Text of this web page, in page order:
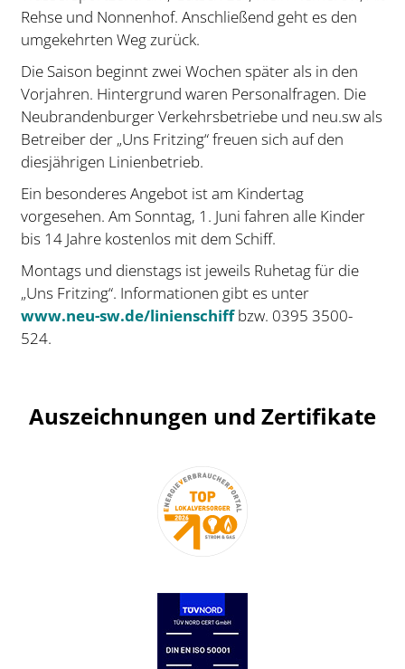
Rehse und Nonnenhof. Anschließend geht es den
umgekehrten Weg zurück.
Die Saison beginnt zwei Wochen später als in den
Vorjahren. Hintergrund waren Personalfragen. Die
Neubrandenburger Verkehrsbetriebe und neu.sw als
Betreiber der „Uns Fritzing“ freuen sich auf den
diesjährigen Linienbetrieb.
Ein besonderes Angebot ist am Kindertag
vorgesehen. Am Sonntag, 1. Juni fahren alle Kinder
bis 14 Jahre kostenlos mit dem Schiff.
Montags und dienstags ist jeweils Ruhetag für die
„Uns Fritzing“. Informationen gibt es unter
www.neu-sw.de/linienschiffbzw. 0395 3500-
524.
Auszeichnungen und Zertifikate